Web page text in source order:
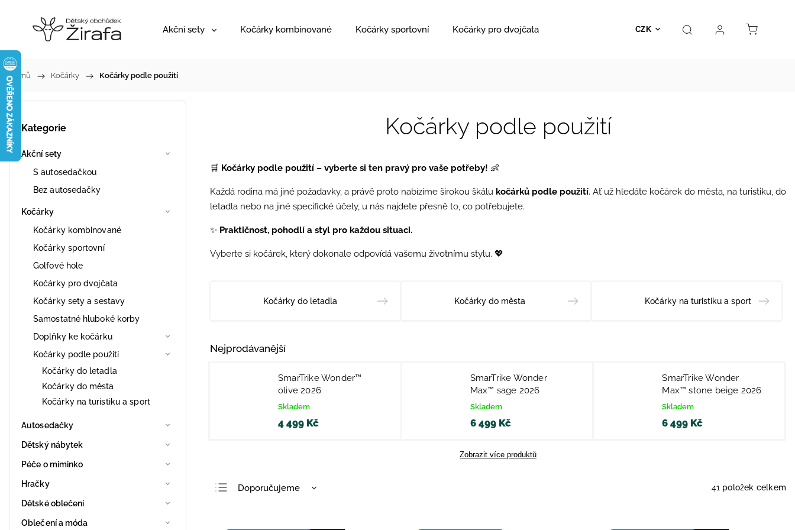
CZK
Akční sety Kočárky kombinované Kočárky sportovní Kočárky pro dvojčata Hračky Prodejna Kontakt
Domů / Kočárky / Kočárky podle použití
Kategorie
Akční sety
S autosedačkou
Bez autosedačky
Kočárky
Kočárky kombinované
Kočárky sportovní
Golfové hole
Kočárky pro dvojčata
Kočárky sety a sestavy
Samostatné hluboké korby
Doplňky ke kočárku
Kočárky podle použití
Kočárky do letadla
Kočárky do města
Kočárky na turistiku a sport
Autosedačky
Dětský nábytek
Péče o miminko
Hračky
Dětské oblečení
Oblečení a móda
Kočárky podle použití
🛒 Kočárky podle použití – vyberte si ten pravý pro vaše potřeby! 👶
Každá rodina má jiné požadavky, a právě proto nabízíme širokou škálu kočárků podle použití. Ať už hledáte kočárek do města, na turistiku, do
letadla nebo na jiné specifické účely, u nás najdete přesně to, co potřebujete.
✨ Praktičnost, pohodlí a styl pro každou situaci.
Vyberte si kočárek, který dokonale odpovídá vašemu životnímu stylu. 💖
Kočárky do letadla Kočárky do města Kočárky na turistiku a sport
Nejprodávanější
SmarTrike Wonder™
olive 2026
Skladem
4 499 Kč
SmarTrike Wonder
Max™ sage 2026
Skladem
6 499 Kč
SmarTrike Wonder
Max™ stone beige 2026
Skladem
6 499 Kč
Zobrazit více produktů
Doporučujeme
41 položek celkem